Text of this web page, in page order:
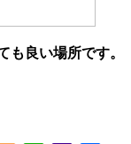
も良い場所です。